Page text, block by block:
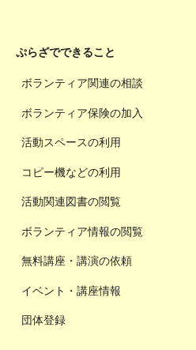
ぷらざでできること
ボランティア関連の相談
ボランティア保険の加入
活動スペースの利用
コピー機などの利用
活動関連図書の閲覧
ボランティア情報の閲覧
無料講座・講演の依頼
イベント・講座情報
団体登録